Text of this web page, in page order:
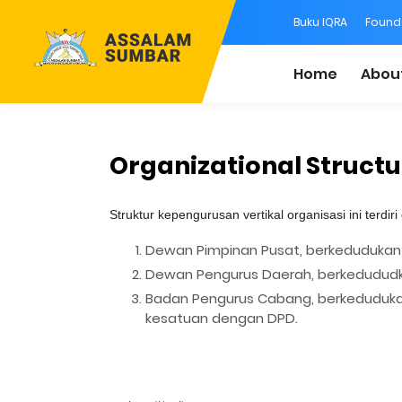
Buku IQRA
Home
Organizational
Struktur kepengurusan vertikal organisasi ini
Dewan Pimpinan Pusat,
Dewan Pengurus Daerah,
Badan Pengurus Cabang,
kesatuan dengan DPD.